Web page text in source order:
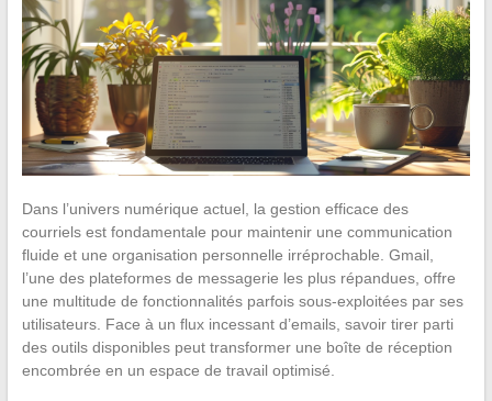
Dans l’univers numérique actuel, la gestion efficace des
courriels est fondamentale pour maintenir une communication
fluide et une organisation personnelle irréprochable. Gmail,
l’une des plateformes de messagerie les plus répandues, offre
une multitude de fonctionnalités parfois sous-exploitées par ses
utilisateurs. Face à un flux incessant d’emails, savoir tirer parti
des outils disponibles peut transformer une boîte de réception
encombrée en un espace de travail optimisé.